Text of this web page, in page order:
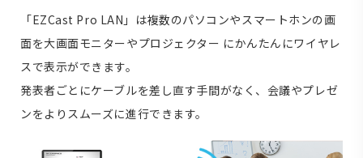
「EZCast Pro LAN」は複数のパソコンやスマートホンの画
面を大画面モニターやプロジェクター にかんたんにワイヤレ
スで表示ができます。
発表者ごとにケーブルを差し直す手間がなく、会議やプレゼ
ンをよりスムーズに進行できます。